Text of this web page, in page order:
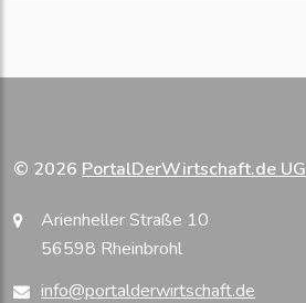
© 2026 PortalDerWirtschaft.de UG
Arienheller Straße 10
56598 Rheinbrohl
info@portalderwirtschaft.de